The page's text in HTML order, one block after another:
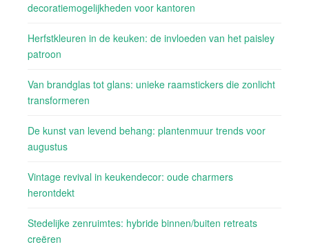
decoratiemogelijkheden voor kantoren
Herfstkleuren in de keuken: de invloeden van het paisley
patroon
Van brandglas tot glans: unieke raamstickers die zonlicht
transformeren
De kunst van levend behang: plantenmuur trends voor
augustus
Vintage revival in keukendecor: oude charmers
herontdekt
Stedelijke zenruimtes: hybride binnen/buiten retreats
creëren